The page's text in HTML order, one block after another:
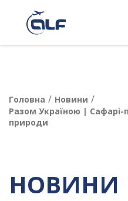
Головна / Новини /
Разом Україною | Сафарі-
природи
НОВИНИ